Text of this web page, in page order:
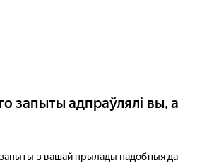
запыты адпраўлялі вы, а
з вашай прылады падобныя да